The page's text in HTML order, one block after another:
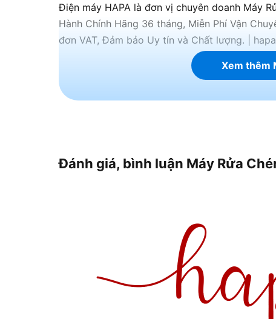
Điện máy HAPA là đơn vị chuyên doanh Máy
Hành Chính Hãng 36 tháng, Miễn Phí Vận
đơn VAT, Đảm bảo Uy tín và Chất lượng. |
Xem thêm
Đánh giá, bình luận Máy Rửa